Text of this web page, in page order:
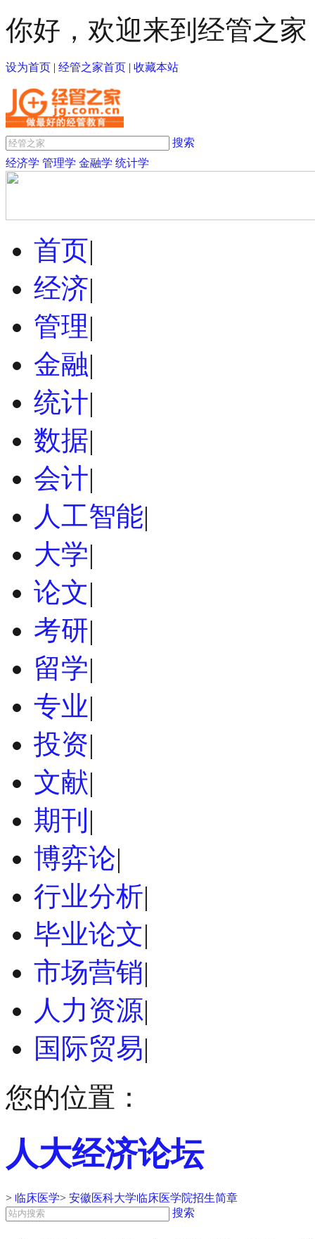
你好，欢迎来到经管之家
设为首页 | 经管之家首页 | 收藏本站
搜索
经济学 管理学 金融学 统计学
首页|
经济|
管理|
金融|
统计|
数据|
会计|
人工智能|
大学|
论文|
考研|
留学|
专业|
投资|
文献|
期刊 |
博弈论|
行业分析|
毕业论文|
市场营销|
人力资源|
国际贸易|
您的位置：
人大经济论坛
> 临床医学> 安徽医科大学临床医学院招生简章
搜索